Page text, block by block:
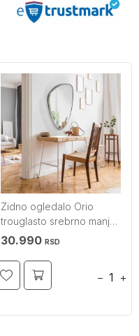
Zidno ogledalo Orio
trouglasto srebrno manje
SCHULLER
30.990 RSD
− +